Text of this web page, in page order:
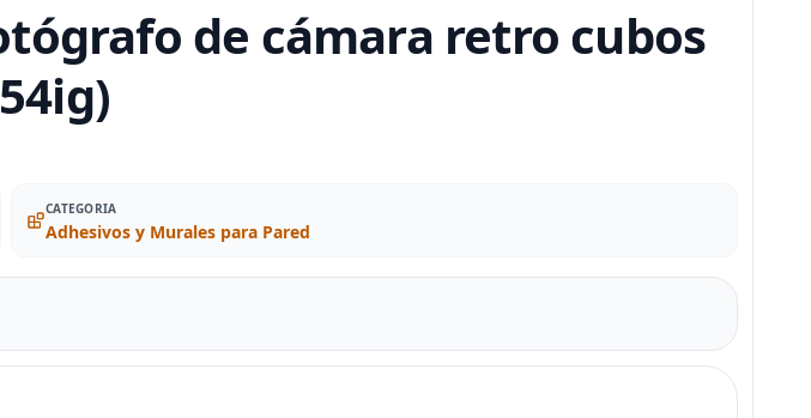
de cámara retro cubos
CATEGORIA
Adhesivos y Murales para Pared